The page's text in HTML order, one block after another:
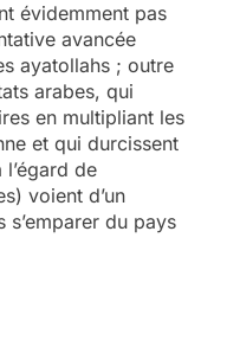
évidemment pas
avancée
ayatollahs ; outre
arabes, qui
en multipliant les
et qui durcissent
de
voient d’un
du pays